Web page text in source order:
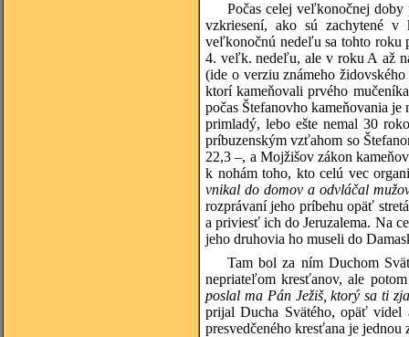
Počas celej veľkonočnej
vzkriesení, ako sú zachytené v
veľkonočnú nedeľu sa tohto roku
4. veľk. nedeľu, ale v roku A až
(ide o verziu známeho
ktorí kameňovali prvého
počas Štefanovho kameňovania
primladý, lebo ešte nemal 30
príbuzenským vzťahom so
22,3 –, a Mojžišov zákon
k nohám toho, kto celú vec
vnikal do domov a odvláčal
rozprávaní jeho príbehu opäť
a priviesť ich do Jeruzalema. Na
jeho druhovia ho museli do
Tam bol za ním Duchom
nepriateľom kresťanov, ale
poslal ma Pán Ježiš, ktorý sa ti
prijal Ducha Svätého, opäť videl
presvedčeného kresťana je